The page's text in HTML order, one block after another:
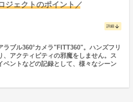
ジェクトのポイント／
詳細 arrow_downward
ブル360°カメラ"FITT360"。ハンズフリ
、アクティビティの邪魔をしません。ス
ベントなどの記録として、様々なシーン